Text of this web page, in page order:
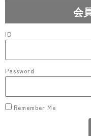
会
ID
Password
Remember Me